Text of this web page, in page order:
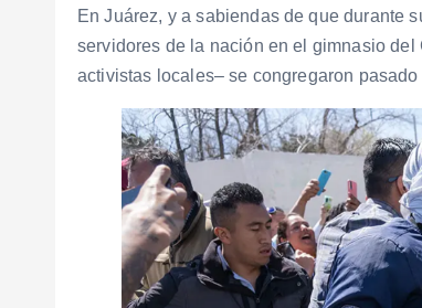
En Juárez, y a sabiendas de que durante
servidores de la nación en el gimnasio
activistas locales– se congregaron